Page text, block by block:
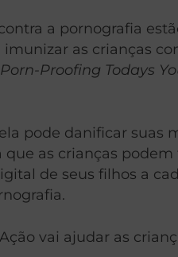
a pornografia
as crianças
Proofing Todays
pode danificar suas
as crianças podem
de seus filhos a
vai ajudar as